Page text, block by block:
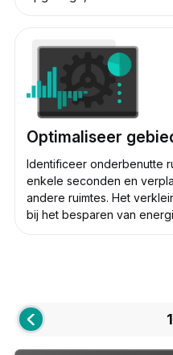
Optimaliseer
Identificeer onderbenutte
enkele seconden en
andere ruimtes. Het
bij het besparen van